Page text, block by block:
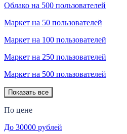
Облако на 500 пользователей
Маркет на 50 пользователей
Маркет на 100 пользователей
Маркет на 250 пользователей
Маркет на 500 пользователей
Показать все
По цене
До 30000 рублей